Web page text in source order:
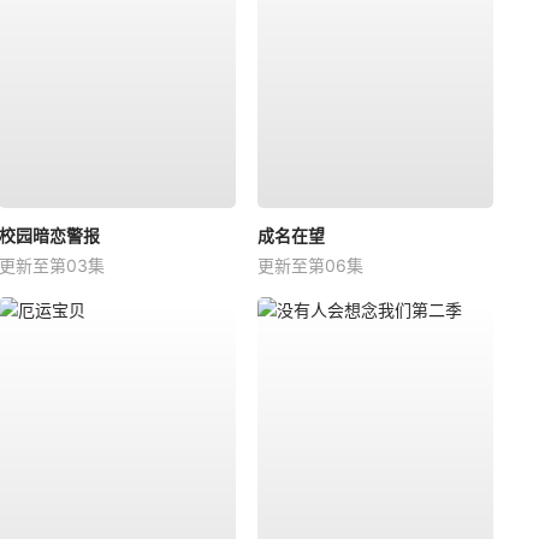
校园暗恋警报
更新至第03集
成名在望
更新至第06集